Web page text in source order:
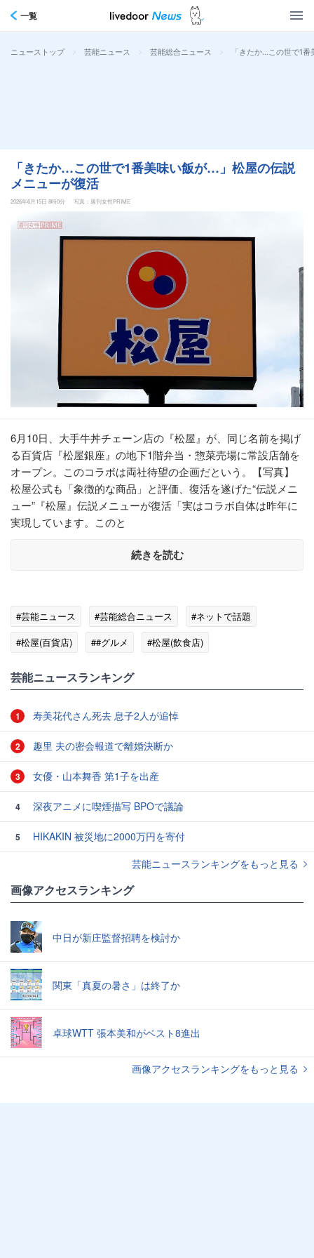
一覧
ニューストップ > 芸能ニュース > 芸能総合ニュース > 「きたか…この世で1
「きたか…この世で1番美味い飯が…」松屋の伝説
メニューが復活
2026年6月15日 8時0分 写真：週刊女性PRIME
6月10日、大手牛丼チェーン店の『松屋』が、同じ名前を掲げ
る百貨店『松屋銀座』の地下1階弁当・惣菜売場に常設店舗を
オープン。このコラボは両社待望の企画だという。【写真】
松屋公式も「象徴的な商品」と評価、復活を遂げた“伝説メニ
ュー”『松屋』伝説メニューが復活「実はコラボ自体は昨年に
実現しています。このと
続きを読む
#芸能ニュース #芸能総合ニュース
#ネットで話題
#松屋(百貨店)
##グルメ #松屋(飲食店)
芸能ニュースランキング
1 寿美花代さん死去 息子2人が追悼
2 趣里 夫の密会報道で離婚決断か
3 女優・山本舞香 第1子を出産
4 深夜アニメに喫煙描写 BPOで議論
5
HIKAKIN 被災地に2000万円を寄付
芸能ニュースランキングをもっと見る
画像アクセスランキング
中日が新庄監督招聘を検討か
関東「真夏の暑さ」は終了か
卓球WTT 張本美和がベスト8進出
画像アクセスランキングをもっと見る